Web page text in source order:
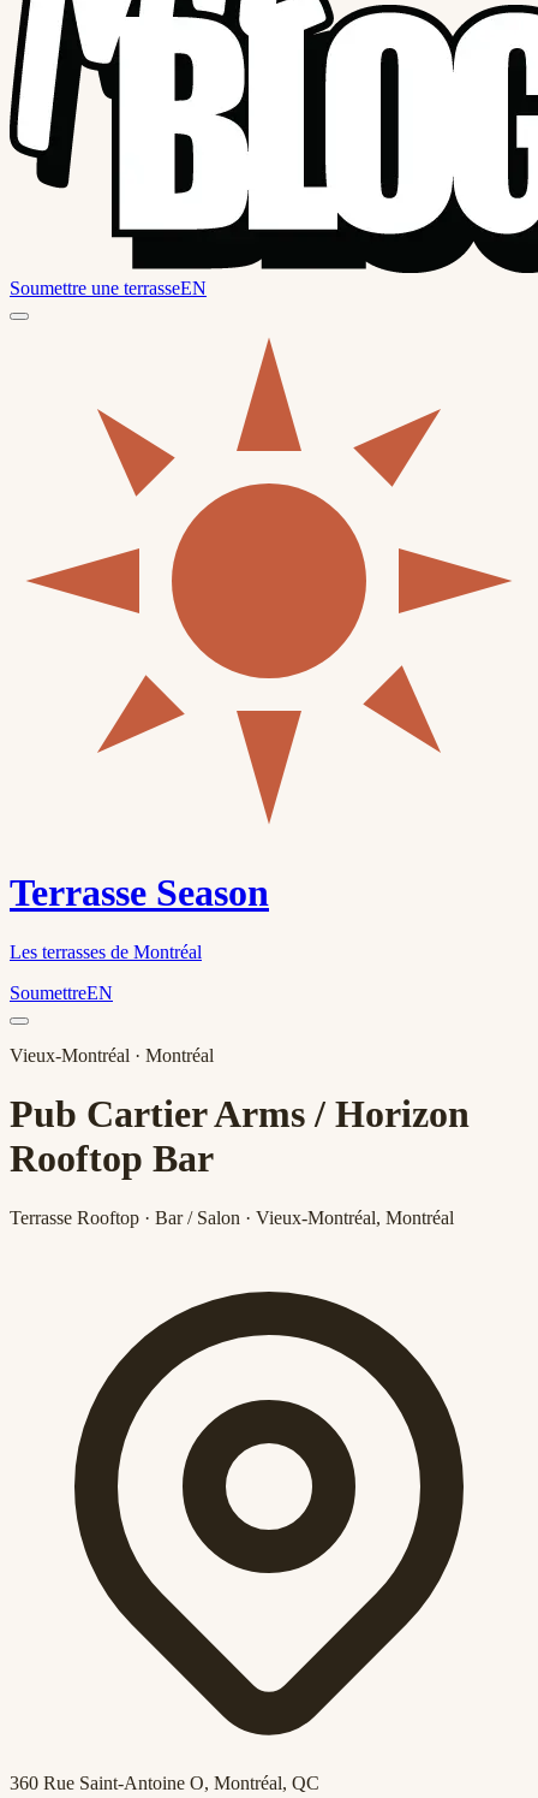
Soumettre une terrasseEN
Terrasse Season
Les terrasses de Montréal
SoumettreEN
Vieux-Montréal · Montréal
Pub Cartier Arms / Horizon
Rooftop Bar
Terrasse Rooftop · Bar / Salon · Vieux-Montréal, Montréal
360 Rue Saint-Antoine O, Montréal, QC